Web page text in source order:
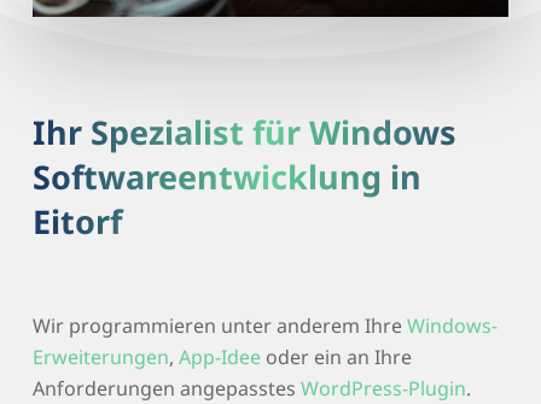
Ihr Spezialist für Windows
Softwareentwicklung in
Eitorf
Wir programmieren unter anderem IhreWindows-
Erweiterungen,App-Idee oder ein an Ihre
Anforderungen angepasstesWordPress-Plugin.